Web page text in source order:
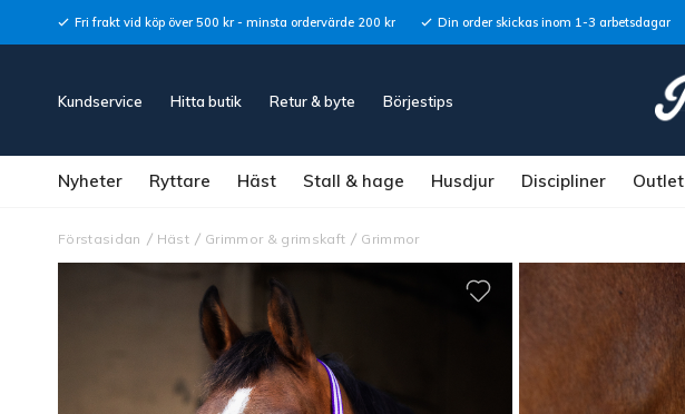
Fri frakt vid köp över 500 kr - minsta ordervärde 200 kr Din order skickas inom 1-3 arbetsdagar
Kundservice Hitta butik Retur & byte Börjestips
Nyheter Ryttare Häst Stall & hage Husdjur Discipliner Outlet
Förstasidan Häst Grimmor & grimskaft Grimmor